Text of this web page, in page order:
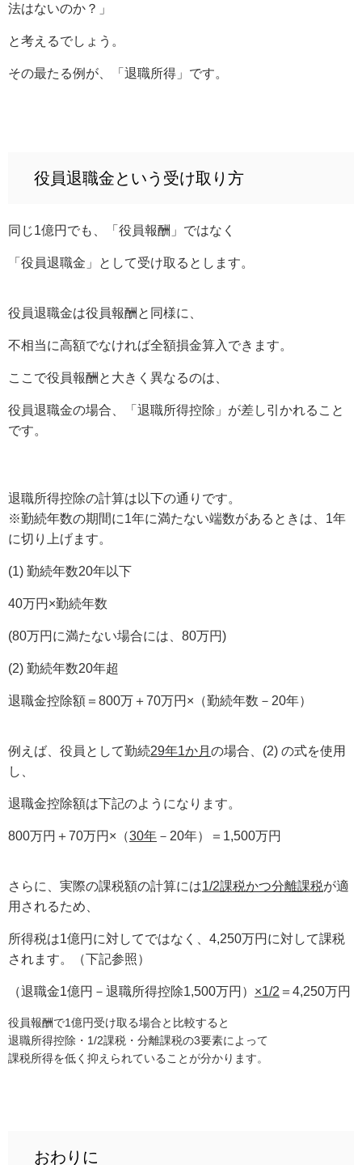
法はないのか？」
と考えるでしょう。
その最たる例が、「退職所得」です。
役員退職金という受け取り方
同じ1億円でも、「役員報酬」ではなく
「役員退職金」として受け取るとします。
役員退職金は役員報酬と同様に、
不相当に高額でなければ全額損金算入できます。
ここで役員報酬と大きく異なるのは、
役員退職金の場合、「退職所得控除」が差し引かれること
です。
退職所得控除の計算は以下の通りです。
※勤続年数の期間に1年に満たない端数があるときは、1年
に切り上げます。
(1) 勤続年数20年以下
40万円×勤続年数
(80万円に満たない場合には、80万円)
(2) 勤続年数20年超
退職金控除額＝800万＋70万円×（勤続年数－20年）
例えば、役員として勤続29年1か月 の場合、(2) の式を使用
し、
退職金控除額は下記のようになります。
800万円＋70万円×（30年 －20年）＝1,500万円
さらに、実際の課税額の計算には1/2課税かつ分離課税が適
用されるため、
所得税は1億円に対してではなく、4,250万円に対して課税
されます。（下記参照）
（退職金1億円－退職所得控除1,500万円） ×1/2 ＝4,250万円
役員報酬で1億円受け取る場合と比較すると
退職所得控除・1/2課税・分離課税の3要素によって
課税所得を低く抑えられていることが分かります。
おわりに